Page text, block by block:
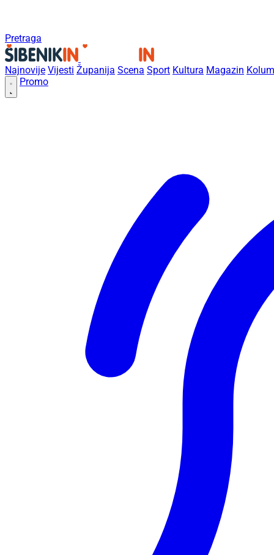
Pretraga
Najnovije Vijesti Županija Scena Sport Kultura Magazin
Promo